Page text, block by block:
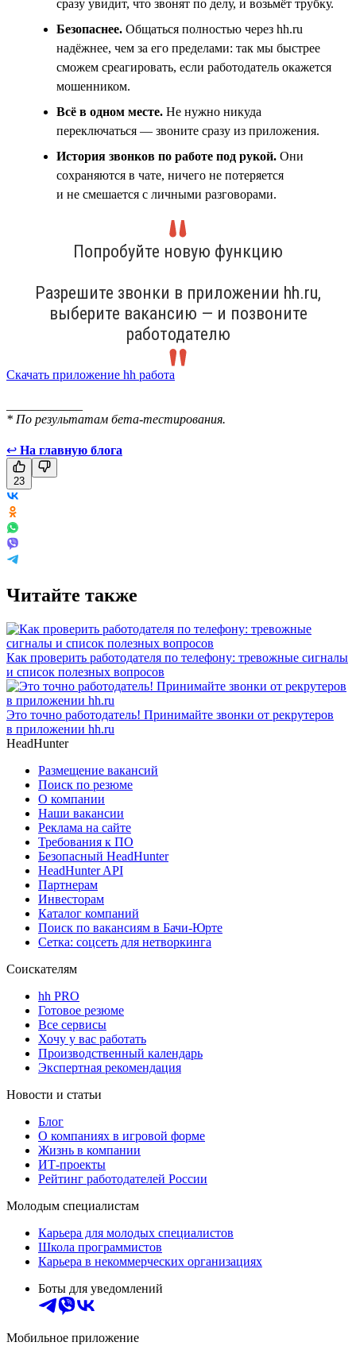
сразу увидит, что звонят по делу, и возьмёт трубку.
Безопаснее. Общаться полностью через hh.ru
надёжнее, чем за его пределами: так мы быстрее
сможем среагировать, если работодатель окажется
мошенником.
Всё в одном месте. Не нужно никуда
переключаться — звоните сразу из приложения.
История звонков по работе под рукой. Они
сохраняются в чате, ничего не потеряется
и не смешается с личными разговорами.
Попробуйте новую функцию
Разрешите звонки в приложении hh.ru,
выберите вакансию — и позвоните
работодателю
Скачать приложение hh работа
* По результатам бета-тестирования.
↩ На главную блога
23
Читайте также
Как проверить работодателя по телефону: тревожные сигналы
и список полезных вопросов
Это точно работодатель! Принимайте звонки от рекрутеров
в приложении hh.ru
HeadHunter
Размещение вакансий
Поиск по резюме
О компании
Наши вакансии
Реклама на сайте
Требования к ПО
Безопасный HeadHunter
HeadHunter API
Партнерам
Инвесторам
Каталог компаний
Поиск по вакансиям в Бачи-Юрте
Сетка: соцсеть для нетворкинга
Соискателям
hh PRO
Готовое резюме
Все сервисы
Хочу у вас работать
Производственный календарь
Экспертная рекомендация
Новости и статьи
Блог
О компаниях в игровой форме
Жизнь в компании
ИТ-проекты
Рейтинг работодателей России
Молодым специалистам
Карьера для молодых специалистов
Школа программистов
Карьера в некоммерческих организациях
Боты для уведомлений
Мобильное приложение